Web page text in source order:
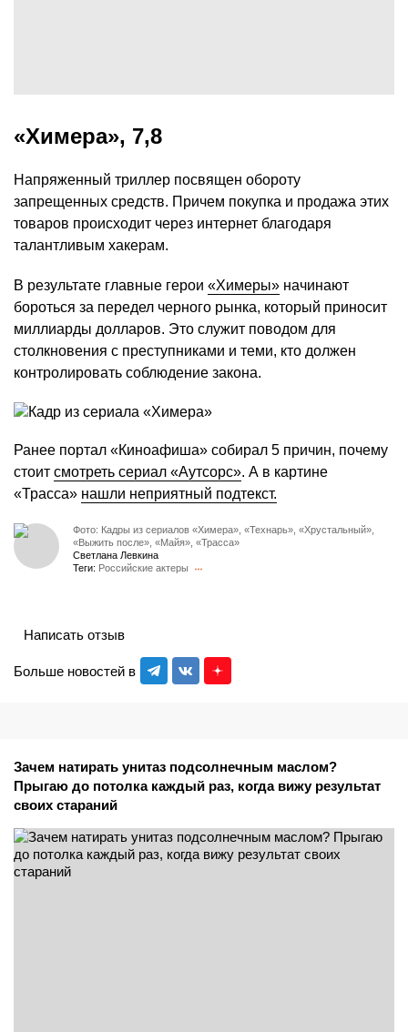
«Химера», 7,8
Напряженный триллер посвящен обороту
запрещенных средств. Причем покупка и продажа этих
товаров происходит через интернет благодаря
талантливым хакерам.
В результате главные герои «Химеры» начинают
бороться за передел черного рынка, который приносит
миллиарды долларов. Это служит поводом для
столкновения с преступниками и теми, кто должен
контролировать соблюдение закона.
Ранее портал «Киноафиша» собирал 5 причин, почему
стоит смотреть сериал «Аутсорс». А в картине
«Трасса» нашли неприятный подтекст.
Фото: Кадры из сериалов «Химера», «Технарь», «Хрустальный»,
«Выжить после», «Майя», «Трасса»
Светлана Левкина
Теги: Российские актеры
Больше новостей в
Написать отзыв
Зачем натирать унитаз подсолнечным маслом?
Прыгаю до потолка каждый раз, когда вижу результат
своих стараний